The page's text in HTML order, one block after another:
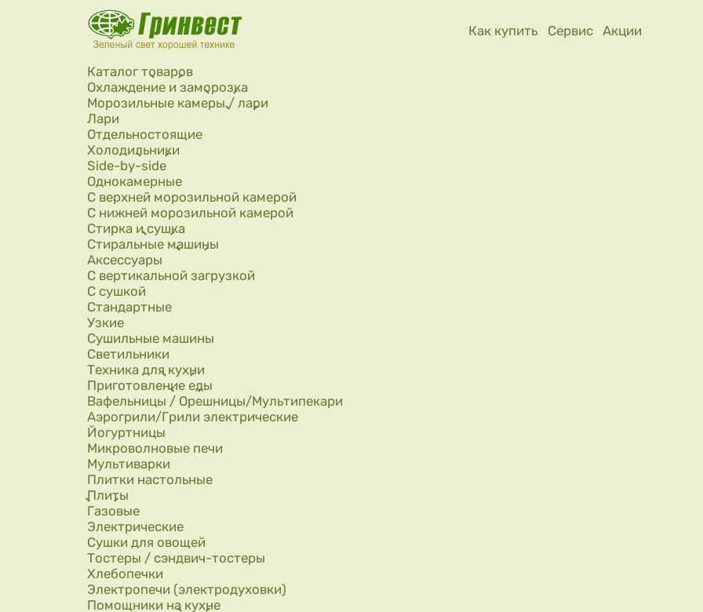
Перейти к основному содержанию
Как купить
Сервис Акции
Каталог товаров
Охлаждение и заморозка
Морозильные камеры / лари
Лари
Отдельностоящие
Холодильники
Side-by-side
Однокамерные
С верхней морозильной камерой
С нижней морозильной камерой
Стирка и сушка
Стиральные машины
Аксессуары
С вертикальной загрузкой
С сушкой
Стандартные
Узкие
Сушильные машины
Светильники
Техника для кухни
Приготовление еды
Вафельницы / Орешницы/Мультипекари
Аэрогрили/Грили электрические
Йогуртницы
Микроволновые печи
Мультиварки
Плитки настольные
Плиты
Газовые
Электрические
Сушки для овощей
Тостеры / сэндвич-тостеры
Хлебопечки
Электропечи (электродуховки)
Помощники на кухне